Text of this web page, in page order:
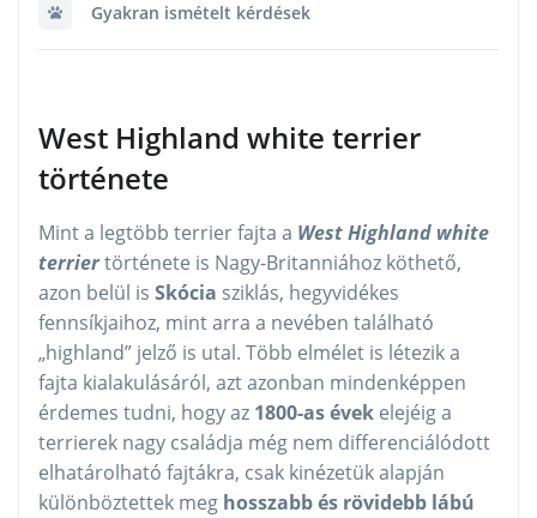
Gyakran ismételt kérdések
West Highland white terrier
története
Mint a legtöbb terrier fajta a West Highland white
terriertörténete is Nagy-Britanniához köthető,
azon belül is Skócia sziklás, hegyvidékes
fennsíkjaihoz, mint arra a nevében található
„highland” jelző is utal. Több elmélet is létezik a
fajta kialakulásáról, azt azonban mindenképpen
érdemes tudni, hogy az 1800-as évek elejéig a
terrierek nagy családja még nem differenciálódott
elhatárolható fajtákra, csak kinézetük alapján
különböztettek meg hosszabb és rövidebb lábú